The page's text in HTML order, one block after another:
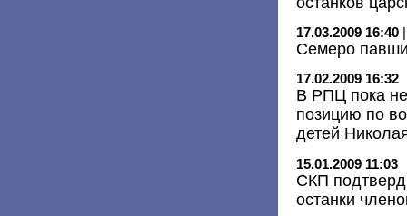
17.03.2009 16:40
Семеро
17.02.2009 16:32
В РПЦ пока
позицию по
детей
15.01.2009 11:03
СКП
останки